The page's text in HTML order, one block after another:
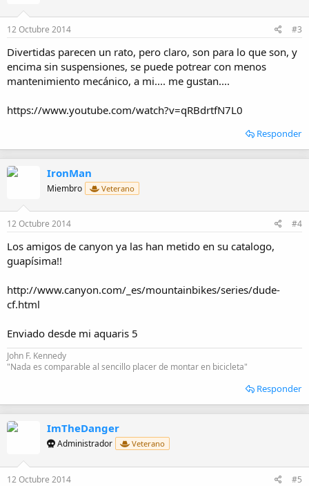
12 Octubre 2014 #3
Divertidas parecen un rato, pero claro, son para lo que son, y
encima sin suspensiones, se puede potrear con menos
mantenimiento mecánico, a mi.... me gustan....
https://www.youtube.com/watch?v=qRBdrtfN7L0
Responder
IronMan
Miembro Veterano
12 Octubre 2014 #4
Los amigos de canyon ya las han metido en su catalogo,
guapísima!!
http://www.canyon.com/_es/mountainbikes/series/dude-
cf.html
Enviado desde mi aquaris 5
John F. Kennedy
"Nada es comparable al sencillo placer de montar en bicicleta"
Responder
ImTheDanger
Administrador Veterano
12 Octubre 2014 #5